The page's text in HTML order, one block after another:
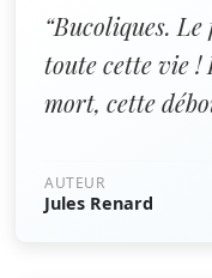
“Bucoliques.
toute cette vie !
mort, cette
AUTEUR
Jules Renard